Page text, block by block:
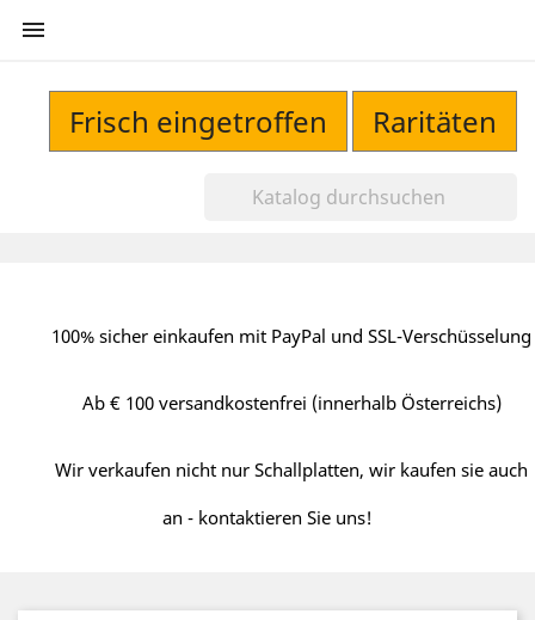

Frisch eingetroffen Raritäten
100% sicher einkaufen mit PayPal und SSL-Verschüsselung
Ab € 100 versandkostenfrei (innerhalb Österreichs)
Wir verkaufen nicht nur Schallplatten, wir kaufen sie auch
an - kontaktieren Sie uns!